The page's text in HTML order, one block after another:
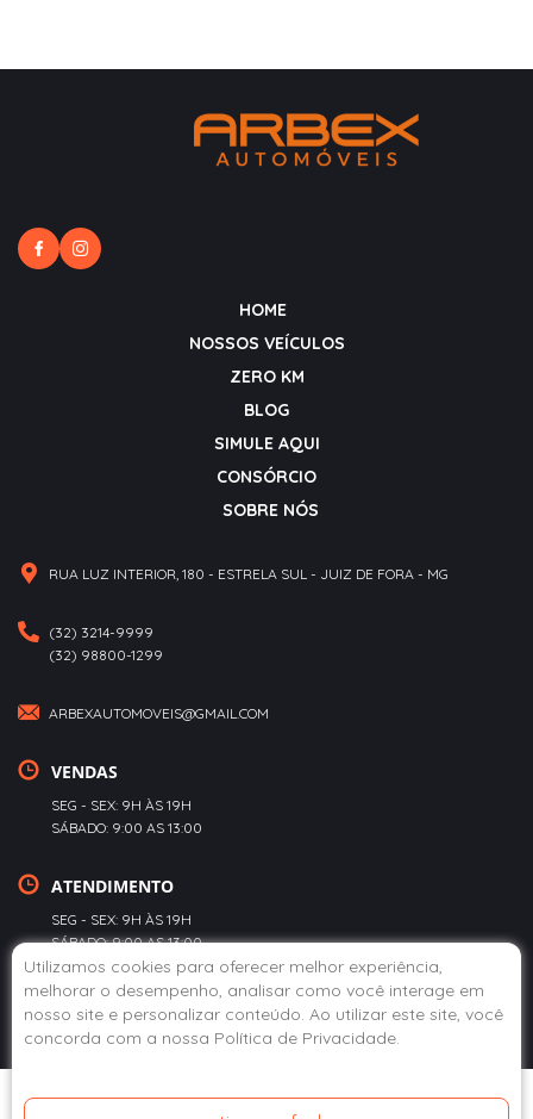
Utilizamos cookies para oferecer melhor experiência,
melhorar o desempenho, analisar como você interage em
nosso site e personalizar conteúdo. Ao utilizar este site, você
concorda com a nossa Política de Privacidade.
HOME
NOSSOS VEÍCULOS
ZERO KM
BLOG
SIMULE AQUI
CONSÓRCIO
SOBRE NÓS
RUA LUZ INTERIOR, 180 - ESTRELA SUL - JUIZ DE FORA - MG
(32) 3214-9999
(32) 98800-1299
ARBEXAUTOMOVEIS@GMAIL.COM
VENDAS
SEG - SEX: 9H ÀS 19H
SÁBADO: 9:00 AS 13:00
ATENDIMENTO
SEG - SEX: 9H ÀS 19H
SÁBADO: 9:00 AS 13:00
POLÍTICA DE PRIVACIDADE